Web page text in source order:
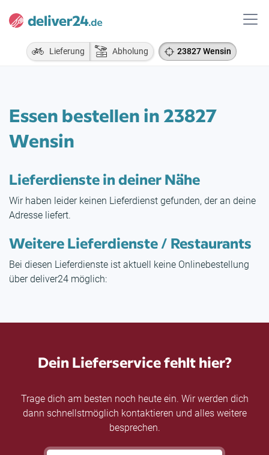
Lieferung Abholung 23827 Wensin
Essen bestellen in 23827
Wensin
Lieferdienste in deiner Nähe
Wir haben leider keinen Lieferdienst gefunden, der an deine
Adresse liefert.
Weitere Lieferdienste / Restaurants
Bei diesen Lieferdienste ist aktuell keine Onlinebestellung
über deliver24 möglich:
Dein Lieferservice fehlt hier?
Trage dich am besten noch heute ein. Wir werden dich
dann schnellstmöglich kontaktieren und alles weitere
besprechen.